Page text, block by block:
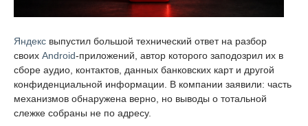
Яндекс выпустил большой технический ответ на разбор
своих Android-приложений, автор которого заподозрил их в
сборе аудио, контактов, данных банковских карт и другой
конфиденциальной информации. В компании заявили: часть
механизмов обнаружена верно, но выводы о тотальной
слежке собраны не по адресу.